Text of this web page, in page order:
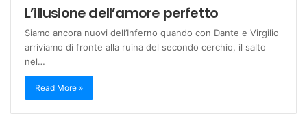
L’illusione dell’amore perfetto
Siamo ancora nuovi dell’Inferno quando con Dante e Virgilio
arriviamo di fronte alla ruina del secondo cerchio, il salto
nel…
Read More »